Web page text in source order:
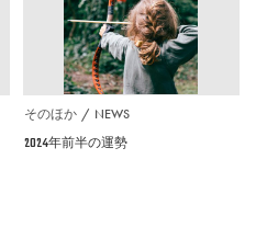
そのほか NEWS
2024年前半の運勢